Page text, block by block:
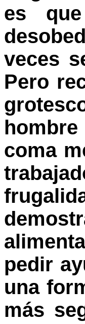
es
veces
Pero
coma
pedir
una
más